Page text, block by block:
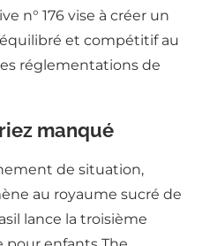
n° 176 vise à créer un
et compétitif au
réglementations de
manqué
de situation,
au royaume sucré de
lance la troisième